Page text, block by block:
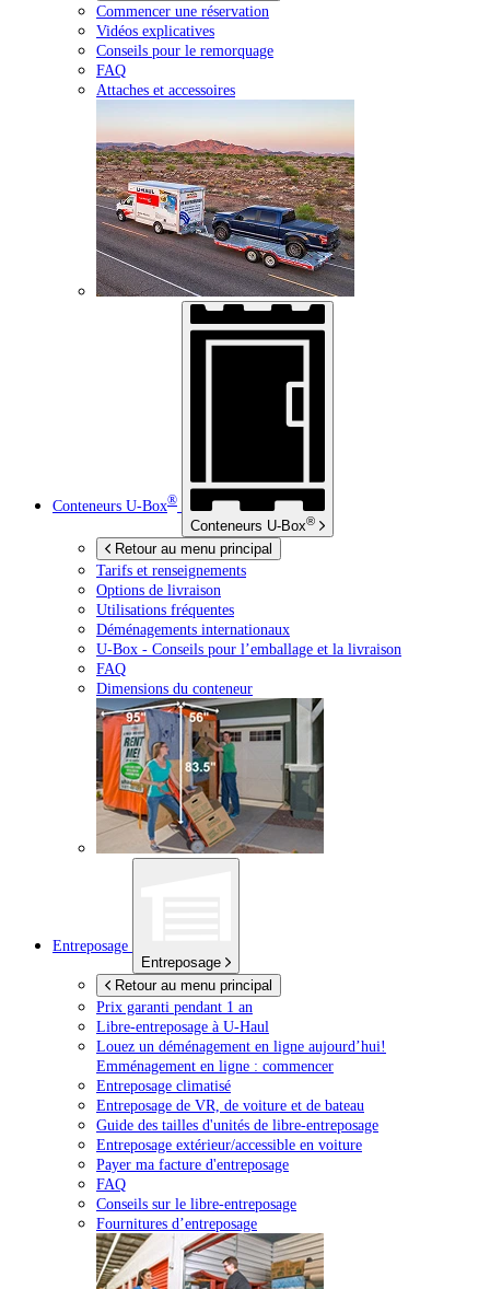
Commencer une réservation
Vidéos explicatives
Conseils pour le remorquage
FAQ
Attaches et accessoires
Conteneurs U-Box®
Conteneurs U-Box®
Retour au menu principal
Tarifs et renseignements
Options de livraison
Utilisations fréquentes
Déménagements internationaux
U-Box - Conseils pour l’emballage et la livraison
FAQ
Dimensions du conteneur
Entreposage
Entreposage
Retour au menu principal
Prix garanti pendant 1 an
Libre-entreposage à U-Haul
Louez un déménagement en ligne aujourd’hui!
Emménagement en ligne : commencer
Entreposage climatisé
Entreposage de VR, de voiture et de bateau
Guide des tailles d'unités de libre-entreposage
Entreposage extérieur/accessible en voiture
Payer ma facture d'entreposage
FAQ
Conseils sur le libre-entreposage
Fournitures d’entreposage